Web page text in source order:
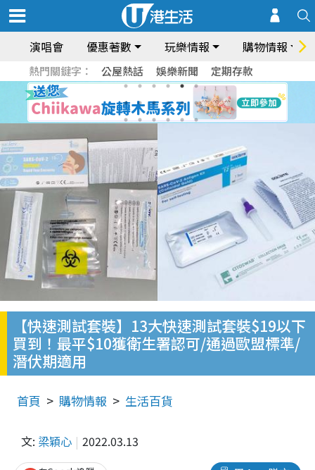
演唱會 優惠著數 玩樂情報 購物情報
熱門關鍵字： 公屋熱話 娛樂新聞 定期存款
【快速測試套裝】13大快速測試套裝$19以下
買到！最平$10獲衛生署認可/通過歐盟標準/
潛伏期適用
首頁 購物情報 生活百貨
文: 梁穎心 2022.03.13